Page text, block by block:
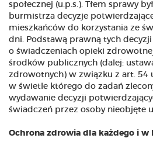
społecznej (u.p.s.). Tłem sprawy
burmistrza decyzje
mieszkańców do korzystania ze
dni. Podstawą prawną tych decyzji
o świadczeniach opieki
środków publicznych (dalej:
zdrowotnych) w związku z art. 54
w świetle którego do zadań
wydawanie decyzji
świadczeń przez osoby nieobjęte
Ochrona zdrowia dla każdego i w